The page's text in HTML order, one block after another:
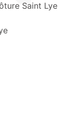
Saint Lye